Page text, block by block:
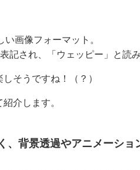
画像フォーマット。
記され、「ウェッピー」と読み
そうですね！（？）
介します。
、背景透過やアニメーショ